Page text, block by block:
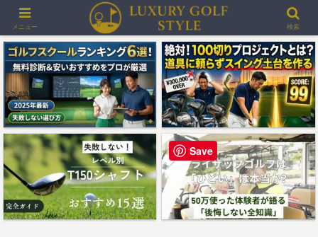
＞＞最大3000ポイントプレゼント！楽天GORAゴルフ場予約
メニュー 検索
Save